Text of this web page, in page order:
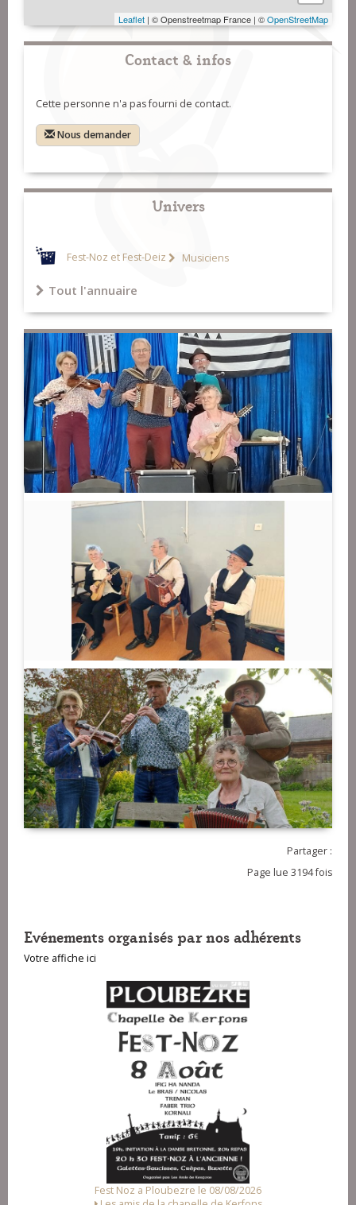
Leaflet | © Openstreetmap France | ©OpenStreetMap
Contact & infos
Cette personne n'a pas fourni de contact.
Nous demander
Univers
Fest-Noz et Fest-Deiz Musiciens
Tout l'annuaire
Partager :
Page lue 3194 fois
Evénements organisés par nos adhérents
Votre affiche ici
Fest-deiz ha noz a Pluzunet le 14/08/2026